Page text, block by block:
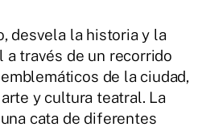
desvela la historia y la
través de un recorrido
de la ciudad,
y cultura teatral. La
cata de diferentes